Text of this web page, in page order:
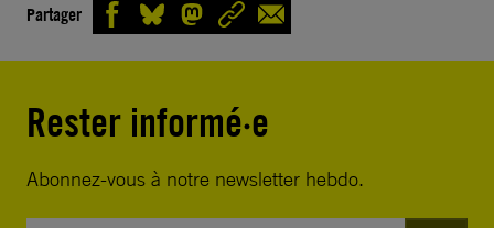
Partager
Rester informé·e
Abonnez-vous à notre newsletter hebdo.